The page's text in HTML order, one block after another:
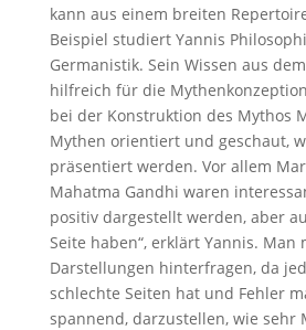
kann aus einem breiten
Beispiel studiert Yannis
Germanistik. Sein Wissen aus
hilfreich für die
bei der Konstruktion des Mythos
Mythen orientiert und geschaut,
präsentiert werden. Vor allem
Mahatma Gandhi waren
positiv dargestellt werden, aber
Seite haben“, erklärt Yannis. Man
Darstellungen hinterfragen, da
schlechte Seiten hat und Fehler
spannend, darzustellen, wie sehr